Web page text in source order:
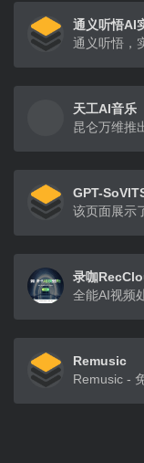
通义听悟AI
天工AI音乐
录咖
Remusic
Remusic -